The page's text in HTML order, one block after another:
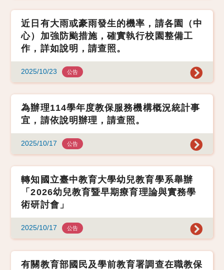
近日有大雨或豪雨發生的機率，請各園（中
心）加強防颱措施，確實執行校園整備工
作，詳如說明，請查照。
2025/10/23 公告
為辦理114學年度教保服務機構概況統計事
宜，請依說明辦理，請查照。
2025/10/17 公告
轉知國立臺中教育大學幼兒教育學系舉辦
「2026幼兒教育暨早期療育理論與實務學
術研討會」
2025/10/17 公告
有關教育部國民及學前教育署調查在職教保